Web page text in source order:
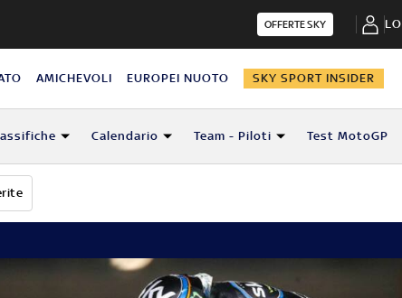
OFFERTE SKY
AMICHEVOLI EUROPEI NUOTO SKY SPORT INSIDER
Calendario Team - Piloti Test MotoGP